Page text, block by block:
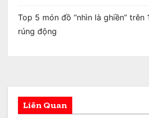
Top 5 món đồ “nhìn là ghiền” trên
rúng động
Liên Quan